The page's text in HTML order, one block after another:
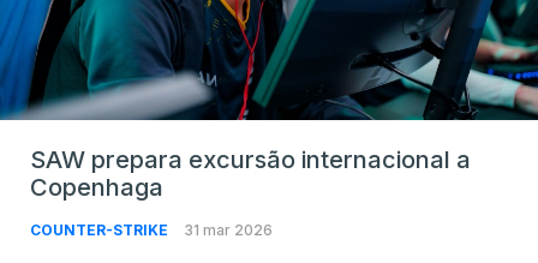
SAW prepara excursão internacional a
Copenhaga
COUNTER-STRIKE 31 mar 2026